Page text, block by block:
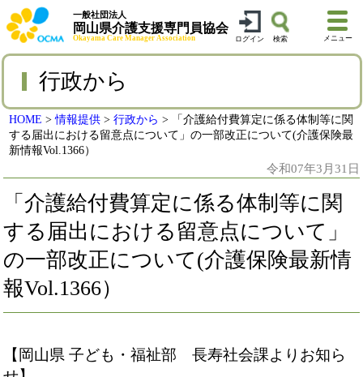
一般社団法人
岡山県介護支援専門員協会
Okayama Care Manager Association ログイン 検索 メニュー
行政から
HOME >情報提供 >行政から >
「介護給付費算定に係る体制等に関
する届出における留意点について」の一部改正について(介護保険最
新情報Vol.1366）
令和07年3月31日
「介護給付費算定に係る体制等に関
する届出における留意点について」
の一部改正について(介護保険最新情
報Vol.1366）
【岡山県 子ども・福祉部 長寿社会課よりお知ら